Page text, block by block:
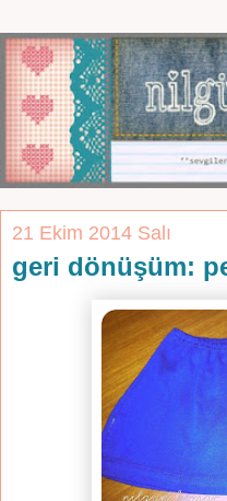
21 Ekim 2014 Salı
geri dönüşüm: